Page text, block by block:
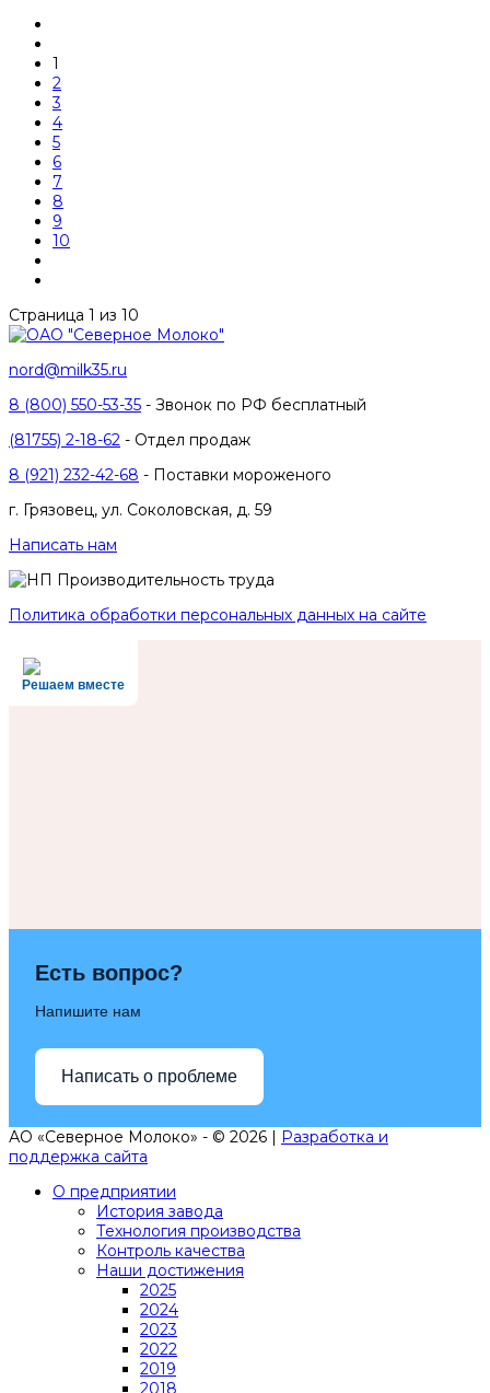
1
2
3
4
5
6
7
8
9
10
Страница 1 из 10
nord@milk35.ru
8 (800) 550-53-35 - Звонок по РФ бесплатный
(81755) 2-18-62 - Отдел продаж
8 (921) 232-42-68 - Поставки мороженого
г. Грязовец, ул. Соколовская, д. 59
Написать нам
Политика обработки персональных данных на сайте
Решаем вместе
Есть вопрос?
Напишите нам
Написать о проблеме
АО «Северное Молоко» - © 2026 | Разработка и
поддержка сайта
О предприятии
История завода
Технология производства
Контроль качества
Наши достижения
2025
2024
2023
2022
2019
2018